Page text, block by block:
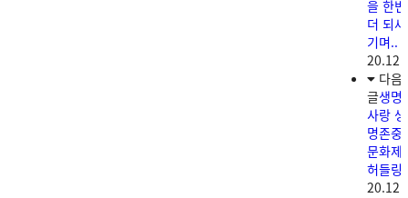
을 한번
더 되새
기며..
다음
글생명
사랑 생
명존중
문화제
허들링